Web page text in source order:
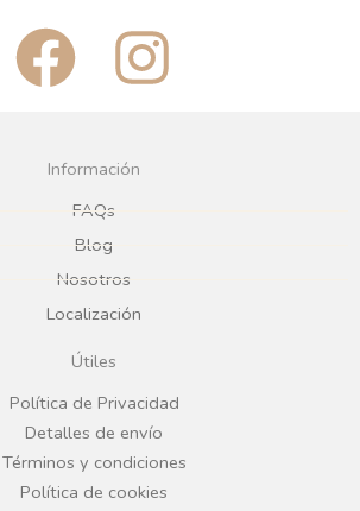
F
a
c
e
b
o
o
k
I
n
g
r
a
Información
FAQs
Blog
Nosotros
Localización
Útiles
Política de Privacidad
Detalles de envío
Términos y condiciones
Política de cookies